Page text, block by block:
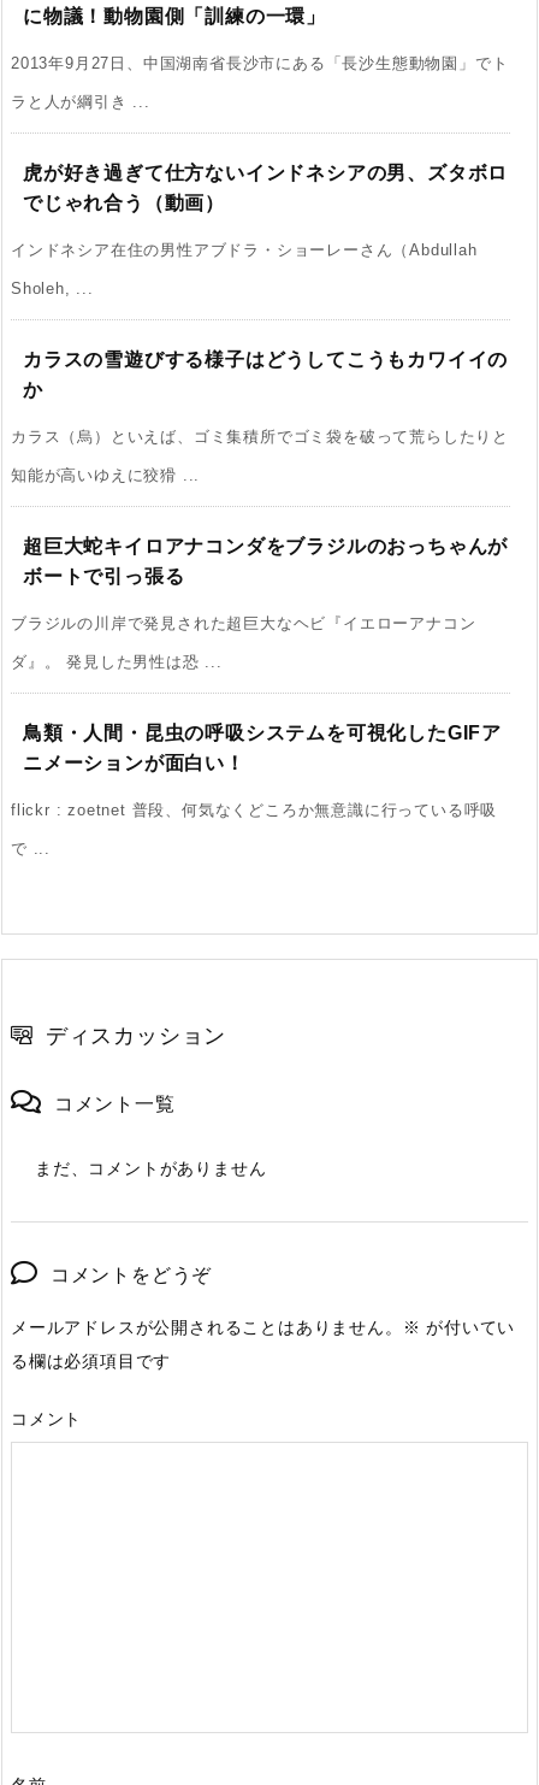
に物議！動物園側「訓練の一環」
2013年9月27日、中国湖南省長沙市にある「長沙生態動物園」でト
ラと人が綱引き ...
虎が好き過ぎて仕方ないインドネシアの男、ズタボロ
でじゃれ合う（動画）
インドネシア在住の男性アブドラ・ショーレーさん（Abdullah
Sholeh, ...
カラスの雪遊びする様子はどうしてこうもカワイイの
か
カラス（烏）といえば、ゴミ集積所でゴミ袋を破って荒らしたりと
知能が高いゆえに狡猾 ...
超巨大蛇キイロアナコンダをブラジルのおっちゃんが
ボートで引っ張る
ブラジルの川岸で発見された超巨大なヘビ『イエローアナコン
ダ』。 発見した男性は恐 ...
鳥類・人間・昆虫の呼吸システムを可視化したGIFア
ニメーションが面白い！
flickr : zoetnet 普段、何気なくどころか無意識に行っている呼吸
で ...
ディスカッション
コメント一覧
まだ、コメントがありません
コメントをどうぞ
メールアドレスが公開されることはありません。 ※ が付いてい
る欄は必須項目です
コメント